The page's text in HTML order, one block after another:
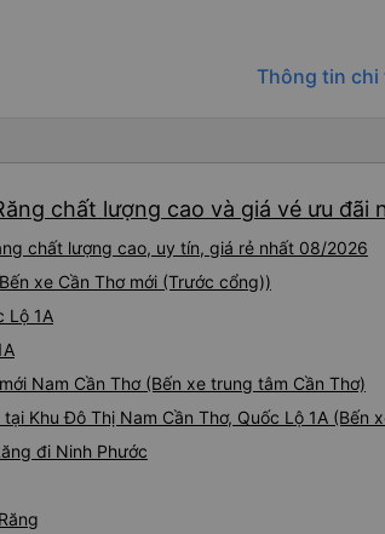
Thông tin chi
chất lượng cao và giá vé ưu đãi
chất lượng cao, uy tín, giá rẻ nhất 08/2026
xe Cần Thơ mới (Trước cổng))
Lộ 1A
Nam Cần Thơ (Bến xe trung tâm Cần Thơ)
Khu Đô Thị Nam Cần Thơ, Quốc Lộ 1A (Bến
đi Ninh Phước